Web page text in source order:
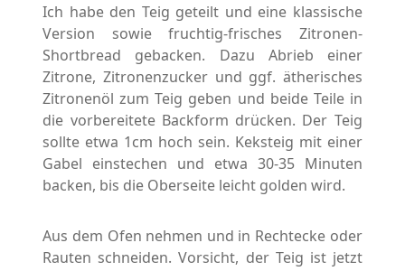
Ich habe den Teig geteilt und eine klassische
Version sowie fruchtig-frisches Zitronen-
Shortbread gebacken. Dazu Abrieb einer
Zitrone, Zitronenzucker und ggf. ätherisches
Zitronenöl zum Teig geben und beide Teile in
die vorbereitete Backform drücken. Der Teig
sollte etwa 1cm hoch sein. Keksteig mit einer
Gabel einstechen und etwa 30-35 Minuten
backen, bis die Oberseite leicht golden wird.
Aus dem Ofen nehmen und in Rechtecke oder
Rauten schneiden. Vorsicht, der Teig ist jetzt